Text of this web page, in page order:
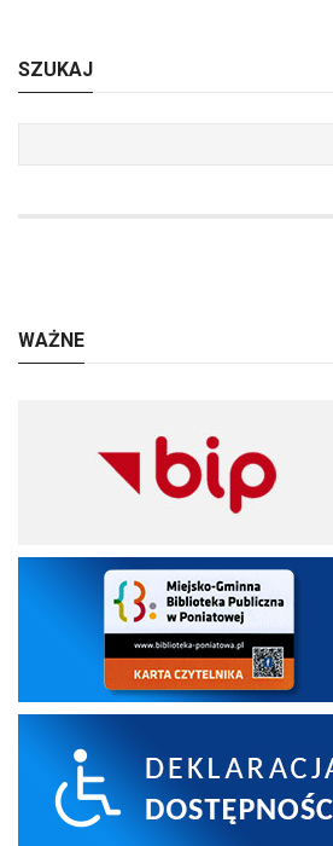
SZUKAJ
WAŻNE